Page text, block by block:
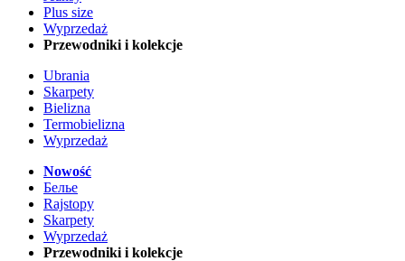
Plus size
Wyprzedaż
Przewodniki i kolekcje
Ubrania
Skarpety
Bielizna
Termobielizna
Wyprzedaż
Nowość
Белье
Rajstopy
Skarpety
Wyprzedaż
Przewodniki i kolekcje